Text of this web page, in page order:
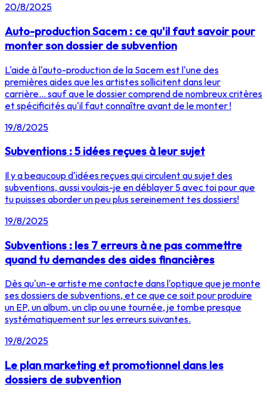
20/8/2025
Auto-production Sacem : ce qu'il faut savoir pour
monter son dossier de subvention
L'aide à l'auto-production de la Sacem est l'une des
premières aides que les artistes sollicitent dans leur
carrière... sauf que le dossier comprend de nombreux critères
et spécificités qu'il faut connaître avant de le monter !
19/8/2025
Subventions : 5 idées reçues à leur sujet
Il y a beaucoup d'idées reçues qui circulent au sujet des
subventions, aussi voulais-je en déblayer 5 avec toi pour que
tu puisses aborder un peu plus sereinement tes dossiers!
19/8/2025
Subventions : les 7 erreurs à ne pas commettre
quand tu demandes des aides financières
Dès qu'un-e artiste me contacte dans l'optique que je monte
ses dossiers de subventions, et ce que ce soit pour produire
un EP, un album, un clip ou une tournée, je tombe presque
systématiquement sur les erreurs suivantes.
19/8/2025
Le plan marketing et promotionnel dans les
dossiers de subvention